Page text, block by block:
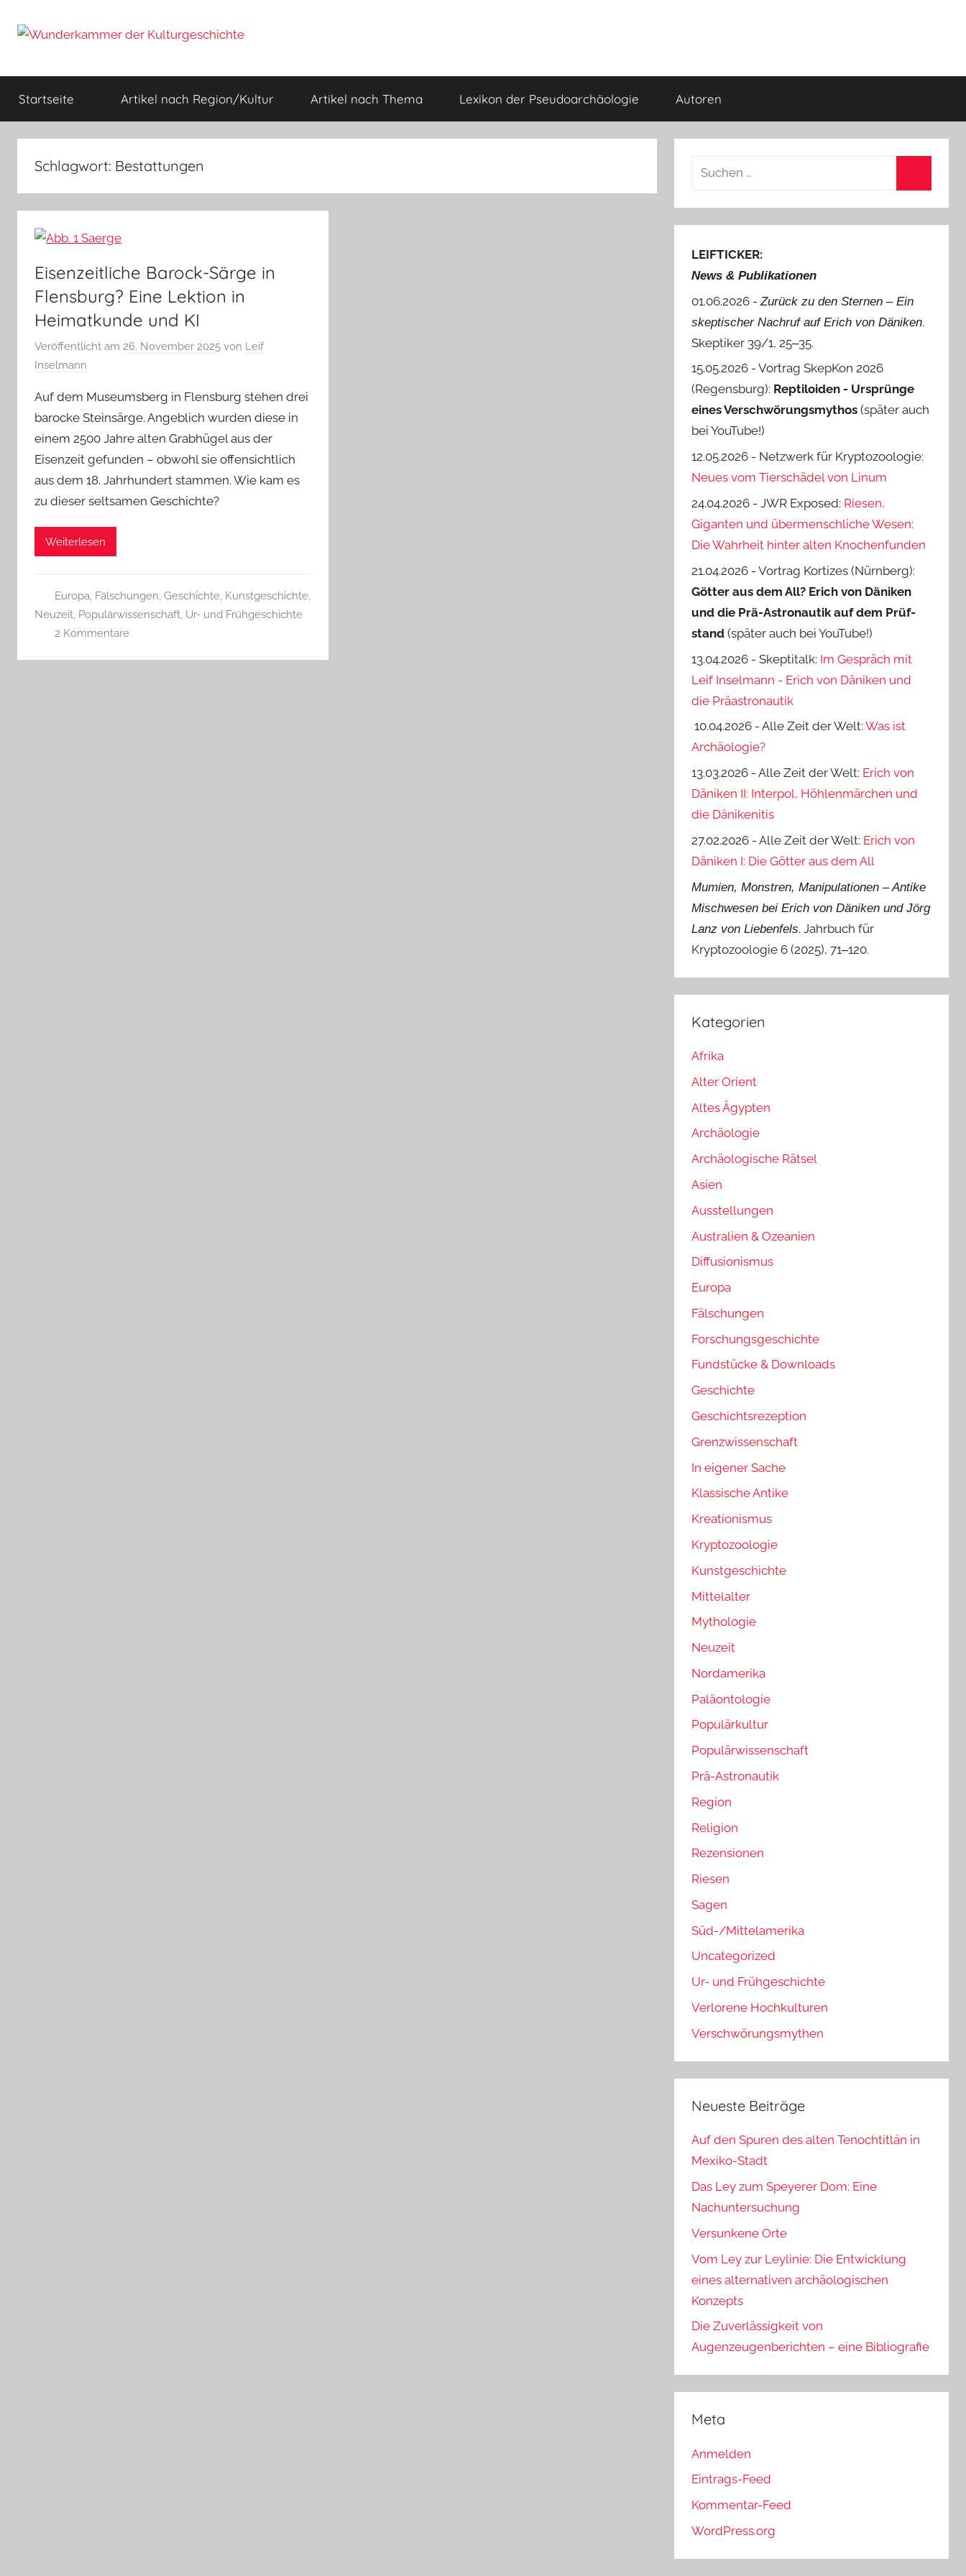
Inhalt
Wunderkammer
der
Kulturgeschichte
der
Geschichte
Startseite Artikel nach Region/Kultur Artikel nach Thema Lexikon der Pseudoarchäologie Autoren
Schlagwort: Bestattungen
Eisenzeitliche Barock-Särge in
Flensburg? Eine Lektion in
Heimatkunde und KI
Veröffentlicht am 26. November 2025 von Leif
Inselmann
Auf dem Museumsberg in Flensburg stehen drei
barocke Steinsärge. Angeblich wurden diese in
einem 2500 Jahre alten Grabhügel aus der
Eisenzeit gefunden – obwohl sie offensichtlich
aus dem 18. Jahrhundert stammen. Wie kam es
zu dieser seltsamen Geschichte?
Weiterlesen
Europa, Fälschungen, Geschichte, Kunstgeschichte,
Neuzeit, Populärwissenschaft, Ur- und Frühgeschichte
2 Kommentare
Suchen
LEIFTICKER:
News & Publikationen
01.06.2026 -Zurück zu den Sternen ‒ Ein
skeptischer Nachruf auf Erich von Däniken.
Skeptiker 39/1, 25‒35.
15.05.2026 - Vortrag SkepKon 2026
(Regensburg): Reptiloiden - Ursprünge
eines Verschwörungsmythos (später auch
bei YouTube!)
12.05.2026 - Netzwerk für Kryptozoologie:
Neues vom Tierschädel von Linum
24.04.2026 - JWR Exposed: Riesen,
Giganten und übermenschliche Wesen:
Die Wahrheit hinter alten Knochenfunden
21.04.2026 - Vortrag Kortizes (Nürnberg):
Götter aus dem All? Erich von Däniken
und die Prä-Astro­nautik auf dem Prüf­
stand (später auch bei YouTube!)
13.04.2026 - Skeptitalk: Im Gespräch mit
Leif Inselmann - Erich von Däniken und
die Präastronautik
10.04.2026 - Alle Zeit der Welt:Was ist
Archäologie?
13.03.2026 - Alle Zeit der Welt: Erich von
Däniken II: Interpol, Höhlenmärchen und
die Dänikenitis
27.02.2026 - Alle Zeit der Welt: Erich von
Däniken I: Die Götter aus dem All
Mumien, Monstren, Manipulationen ‒ Antike
Mischwesen bei Erich von Däniken und Jörg
Lanz von Liebenfels. Jahrbuch für
Kryptozoologie 6 (2025), 71‒120.
Kategorien
Afrika
Alter Orient
Altes Ägypten
Archäologie
Archäologische Rätsel
Asien
Ausstellungen
Australien & Ozeanien
Diffusionismus
Europa
Fälschungen
Forschungsgeschichte
Fundstücke & Downloads
Geschichte
Geschichtsrezeption
Grenzwissenschaft
In eigener Sache
Klassische Antike
Kreationismus
Kryptozoologie
Kunstgeschichte
Mittelalter
Mythologie
Neuzeit
Nordamerika
Paläontologie
Populärkultur
Populärwissenschaft
Prä-Astronautik
Region
Religion
Rezensionen
Riesen
Sagen
Süd-/Mittelamerika
Uncategorized
Ur- und Frühgeschichte
Verlorene Hochkulturen
Verschwörungsmythen
Neueste Beiträge
Auf den Spuren des alten Tenochtitlán in
Mexiko-Stadt
Das Ley zum Speyerer Dom: Eine
Nachuntersuchung
Versunkene Orte
Vom Ley zur Leylinie: Die Entwicklung
eines alternativen archäologischen
Konzepts
Die Zuverlässigkeit von
Augenzeugenberichten – eine Bibliografie
Meta
Anmelden
Eintrags-Feed
Kommentar-Feed
WordPress.org